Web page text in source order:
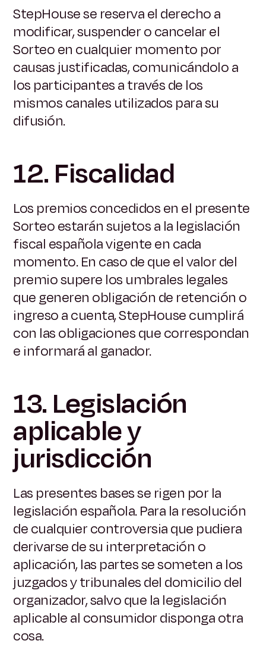
StepHouse se reserva el derecho a
modificar, suspender o cancelar el
Sorteo en cualquier momento por
causas justificadas, comunicándolo a
los participantes a través de los
mismos canales utilizados para su
difusión.
12. Fiscalidad
Los premios concedidos en el presente
Sorteo estarán sujetos a la legislación
fiscal española vigente en cada
momento. En caso de que el valor del
premio supere los umbrales legales
que generen obligación de retención o
ingreso a cuenta, StepHouse cumplirá
con las obligaciones que correspondan
e informará al ganador.
13. Legislación
aplicable y
jurisdicción
Las presentes bases se rigen por la
legislación española. Para la resolución
de cualquier controversia que pudiera
derivarse de su interpretación o
aplicación, las partes se someten a los
juzgados y tribunales del domicilio del
organizador, salvo que la legislación
aplicable al consumidor disponga otra
cosa.